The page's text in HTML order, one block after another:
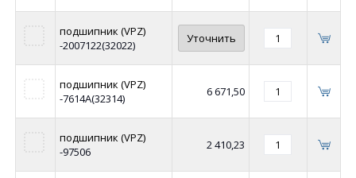
подшипник (VPZ)
-2007122(32022)
Уточнить
подшипник (VPZ)
-7614А(32314)
6 671,50
подшипник (VPZ)
-97506
2 410,23